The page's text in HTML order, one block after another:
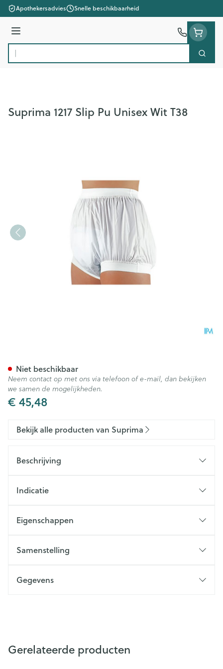
Ga naar de inhoud
Apothekersadvies Snelle beschikbaarheid
Menu
Product, merk, categorie...
Zoek
Suprima 1217 Slip Pu Unisex Wit T38
€ 45,48
Niet beschikbaar
Neem contact op met ons via telefoon of e-mail, dan bekijken
we samen de mogelijkheden.
Bekijk alle producten van Suprima
Beschrijving
Indicatie
Eigenschappen
Samenstelling
Gegevens
Gerelateerde producten